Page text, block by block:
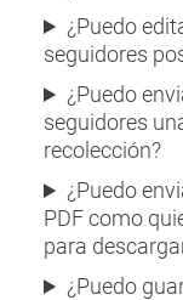
¿Puedo
seguidores
¿Puedo
seguidores
recolección?
¿Puedo
PDF como
para
¿Puedo